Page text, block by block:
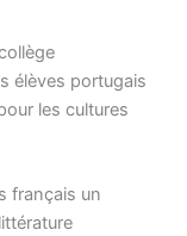
élèves portugais
les cultures
français un